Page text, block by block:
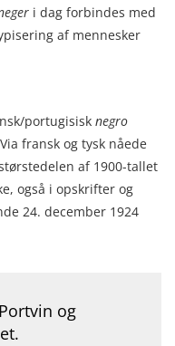
i dag forbindes med
af mennesker
portugisisk negro
fransk og tysk nåede
af 1900-tallet
også i opskrifter og
24. december 1924
og